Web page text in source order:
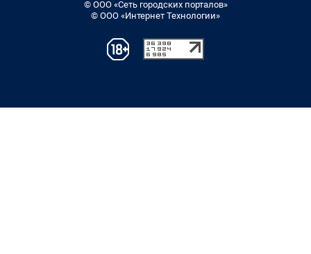
© ООО «Сеть городских порталов»
© ООО «Интернет Технологии»